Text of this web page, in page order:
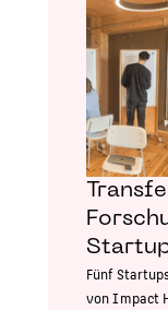
Fünf
von Impact